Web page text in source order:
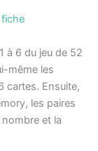
à 6 du jeu de 52
même les
cartes. Ensuite,
les paires
et la